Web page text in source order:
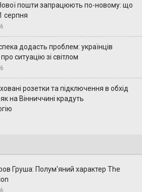
пошти запрацюють по-новому: що
серпня
додасть проблем: українців
ситуацію зі світлом
розетки та підключення в обхід
на Вінниччині крадуть
Груша: Полум'яний характер The